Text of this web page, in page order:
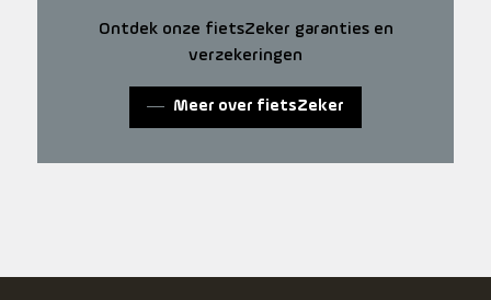
Ontdek onze fietsZeker garanties en
verzekeringen
Meer over fietsZeker